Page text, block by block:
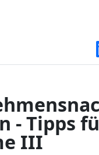
- Tipps
III